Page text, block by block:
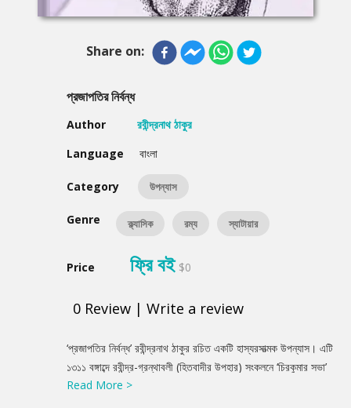
Share on:
প্রজাপতির নির্বন্ধ
Author
রবীন্দ্রনাথ ঠাকুর
Language
বাংলা
Category উপন্যাস
Genre ক্ল্যাসিক রম্য স্যাটায়ার
Price ফ্রি বই $0
0 Review | Write a review
Product
Summery
‘প্রজাপতির নির্বন্ধ’ রবীন্দ্রনাথ ঠাকুর রচিত একটি হাস্যরসাত্মক উপন্যাস। এটি
১৩১১ বঙ্গাব্দে রবীন্দ্র-গ্রন্থাবলী (হিতবাদীর উপহার) সংকলনে ‘চিরকুমার সভা’
নামে প্রকাশিত হয়। উপন্যাসটি পরে ১৩৩২ বঙ্গাব্দে নাট্যরূপেও প্রকাশ হয়।
Read More >